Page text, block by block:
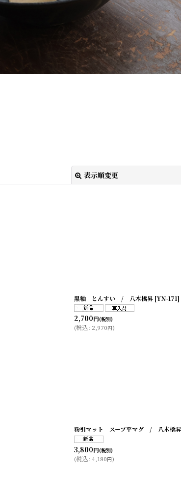
表示順変更
黒釉 とんすい / 八木橋昇 [YN-171]
2,700円(税別)
(税込: 2,970円)
粉引マット スープ平マグ / 八木橋昇
3,800円(税別)
(税込: 4,180円)